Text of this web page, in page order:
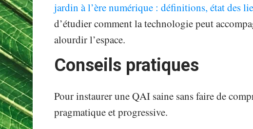
jardin à l’ère numérique : définitions, état des
d’étudier comment la technologie peut
alourdir l’espace.
Conseils pratiques
Pour instaurer une QAI saine sans faire de
pragmatique et progressive.